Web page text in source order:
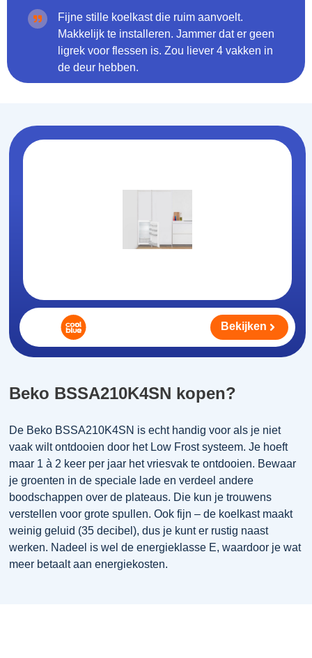
Fijne stille koelkast die ruim aanvoelt.
Makkelijk te installeren. Jammer dat er geen
ligrek voor flessen is. Zou liever 4 vakken in
de deur hebben.
Beko BSSA210K4SN kopen?
De Beko BSSA210K4SN is echt handig voor als je niet
vaak wilt ontdooien door het Low Frost systeem. Je hoeft
maar 1 à 2 keer per jaar het vriesvak te ontdooien. Bewaar
je groenten in de speciale lade en verdeel andere
boodschappen over de plateaus. Die kun je trouwens
verstellen voor grote spullen. Ook fijn – de koelkast maakt
weinig geluid (35 decibel), dus je kunt er rustig naast
werken. Nadeel is wel de energieklasse E, waardoor je wat
meer betaalt aan energiekosten.
Bekijken